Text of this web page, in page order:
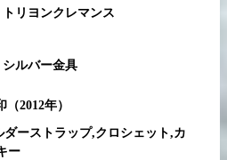
トリヨンクレマンス
シルバー金具
（2012年）
ダーストラップ,クロシェット,カ
ー